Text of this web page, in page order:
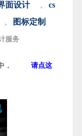
面设计 、 cs
、 图标定制
服务
， 请点这